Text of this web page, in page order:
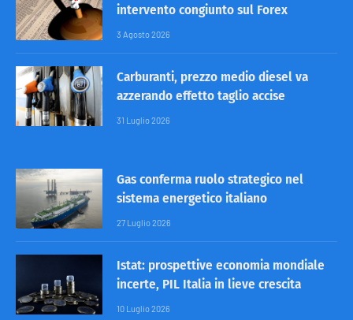
intervento congiunto sul Forex
3 Agosto 2026
Carburanti, prezzo medio diesel va
azzerando effetto taglio accise
31 Luglio 2026
Gas conferma ruolo strategico nel
sistema energetico italiano
27 Luglio 2026
Istat: prospettive economia mondiale
incerte, PIL Italia in lieve crescita
10 Luglio 2026